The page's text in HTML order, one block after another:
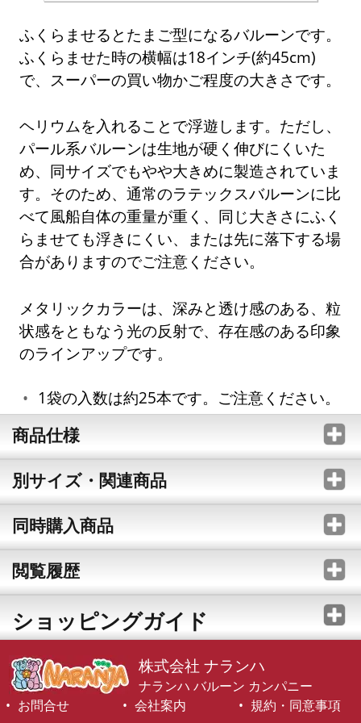
ふくらませるとたまご型になるバルーンです。
ふくらませた時の横幅は18インチ(約45cm)
で、スーパーの買い物かご程度の大きさです。
ヘリウムを入れることで浮遊します。ただし、
パール系バルーンは生地が硬く伸びにくいた
め、同サイズでもやや大きめに製造されていま
す。そのため、通常のラテックスバルーンに比
べて風船自体の重量が重く、同じ大きさにふく
らませても浮きにくい、または先に落下する場
合がありますのでご注意ください。
メタリックカラーは、深みと透け感のある、粒
状感をともなう光の反射で、存在感のある印象
のラインアップです。
1袋の入数は約25本です。ご注意ください。
商品仕様
別サイズ・関連商品
同時購入商品
閲覧履歴
ショッピングガイド
株式会社 ナランハ
ナランハ バルーン カンパニー
お問合せ
会社案内 規約・同意事項